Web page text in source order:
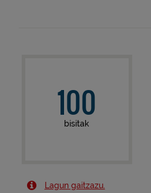
100
bisitak
Lagun gaitzazu.